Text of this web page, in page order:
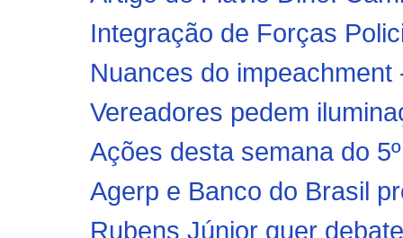
Integração de Forças
Nuances do
Vereadores pedem
Ações desta semana do
Agerp e Banco do Brasil
Rubens Júnior quer